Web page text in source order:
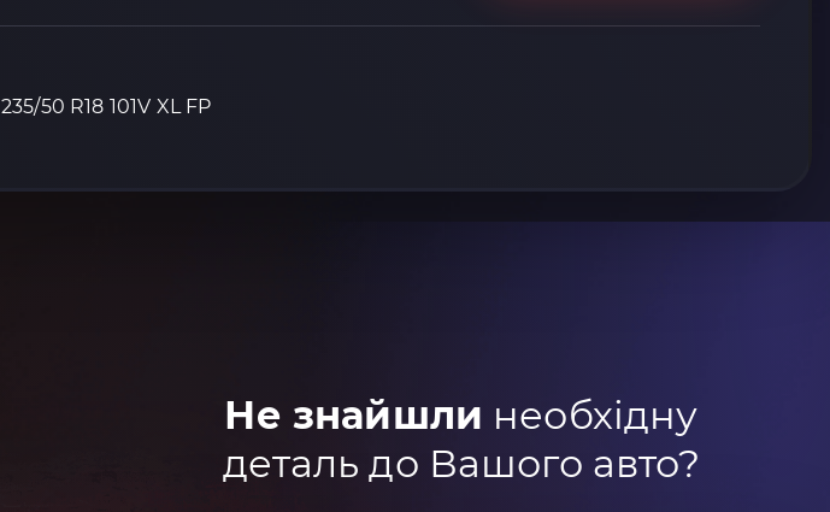
235/50 R18 101V XL FP
Не знайшли необхідну
деталь до Вашого авто?